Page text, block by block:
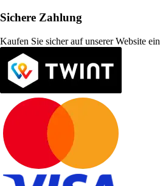
Sichere Zahlung
Kaufen Sie sicher auf unserer Website ein